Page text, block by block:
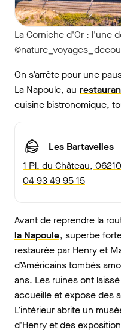
La Corniche d'Or : l'une
On s’arrête pour une
La Napoule, au
cuisine bistronomique,
Les Bartavelles
1 Pl. du Château,
04 93 49 95 15
Avant de reprendre la
la Napoule, superbe
restaurée par Henry et
d’Américains tombés
ans. Les ruines ont
accueille et expose des
L’intérieur abrite un
d'Henry et des